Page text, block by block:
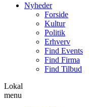
Nyheder
Forside
Kultur
Politik
Erhverv
Find Events
Find Firma
Find Tilbud
Lokal
menu